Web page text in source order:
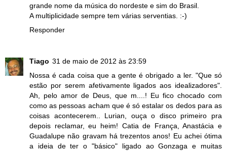
grande nome da música do nordeste e sim do Brasil.
A multiplicidade sempre tem várias serventias. :-)
Responder
Tiago 31 de maio de 2012 às 23:59
Nossa é cada coisa que a gente é obrigado a ler. "Que só
estão por serem afetivamente ligados aos idealizadores".
Ah, pelo amor de Deus, que m....! Eu fico chocado com
como as pessoas acham que é só estalar os dedos para as
coisas acontecerem.. Lurian, ouça o disco primeiro pra
depois reclamar, eu heim! Catia de França, Anastácia e
Guadalupe não gravam há trezentos anos! Eu achei ótima
a ideia de ter o "básico" ligado ao Gonzaga e muitas